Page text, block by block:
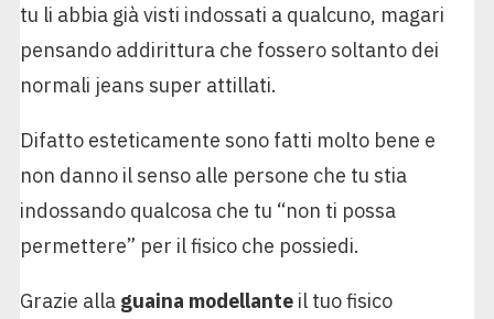
tu li abbia già visti indossati a qualcuno, magari
pensando addirittura che fossero soltanto dei
normali jeans super attillati.
Difatto esteticamente sono fatti molto bene e
non danno il senso alle persone che tu stia
indossando qualcosa che tu “non ti possa
permettere” per il fisico che possiedi.
Grazie alla guaina modellanteil tuo fisico